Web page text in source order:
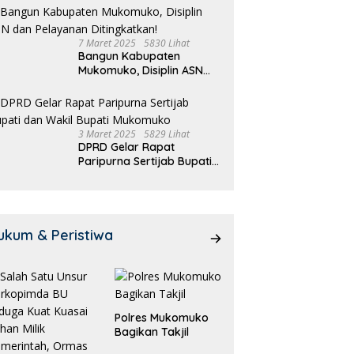
7 Maret 2025 5830 Lihat
Bangun Kabupaten
Mukomuko, Disiplin ASN
Ditingkatkan!
3 Maret 2025 5829 Lihat
DPRD Gelar Rapat
Paripurna Sertijab Bupati
& Peristiwa
Polres Mukomuko
Bagikan Takjil